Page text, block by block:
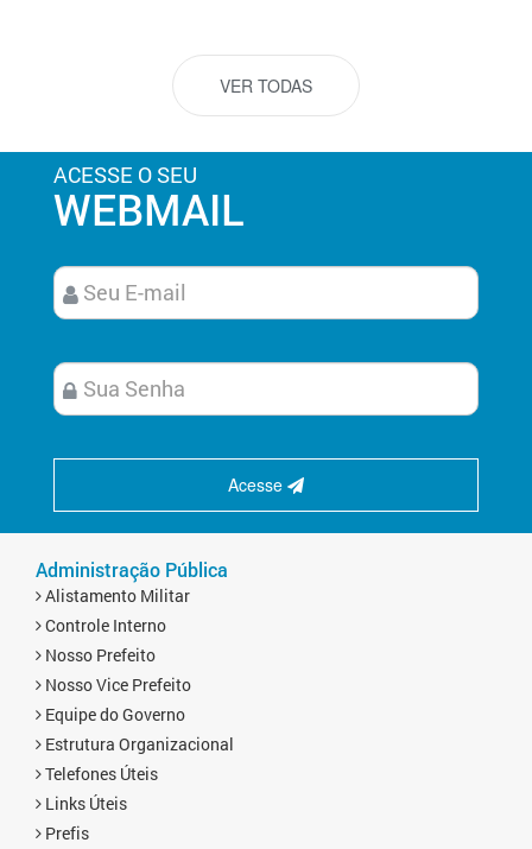
VER TODAS
ACESSE O SEU
WEBMAIL
Acesse
Administração Pública
Alistamento Militar
Controle Interno
Nosso Prefeito
Nosso Vice Prefeito
Equipe do Governo
Estrutura Organizacional
Telefones Úteis
Links Úteis
Prefis